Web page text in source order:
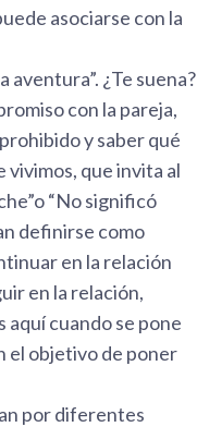
asociarse con la
aventura”. ¿Te suena?
con la pareja,
y saber qué
vivimos, que invita al
“No significó
definirse como
en la relación
en la relación,
aquí cuando se pone
el objetivo de poner
por diferentes